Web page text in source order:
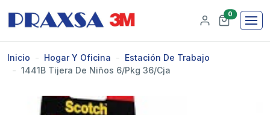
0
Inicio Hogar Y Oficina
Estación De Trabajo
1441B Tijera De Niños 6/pkg 36/cja